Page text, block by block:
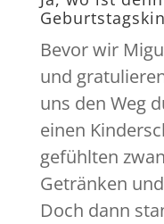
Bevor wir
und
uns den Weg
einen
gefühlten
Getränken
Doch dann